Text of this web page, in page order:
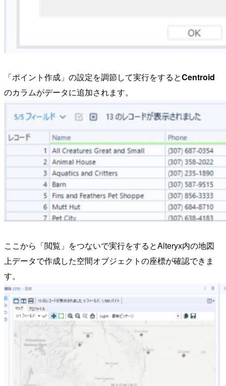
「ポイント作成」の設定を調節して実行をするとCentroid
のカラムがデータに追加されます。
ここから「閲覧」をつないで実行をするとAlteryx内の地図
上データで作成した空間オブジェクトの座標が確認できま
す。